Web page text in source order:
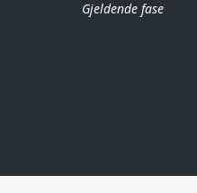
Gjeldende fase